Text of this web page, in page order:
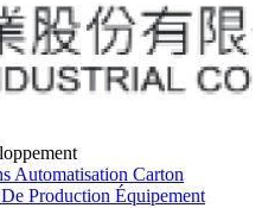
Automatisation Carton
Production Équipement